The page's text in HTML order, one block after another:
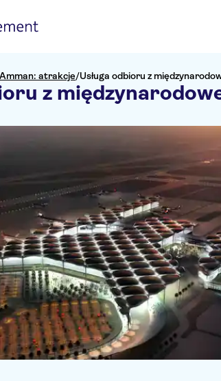
Amman: atrakcje/Usługa odbioru z
z